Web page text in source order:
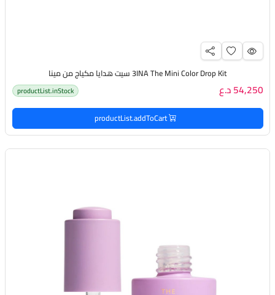
3INA The Mini Color Drop Kit سيت هدايا مكياج من مينا
54,250 د.ع productList.inStock
productList.addToCart